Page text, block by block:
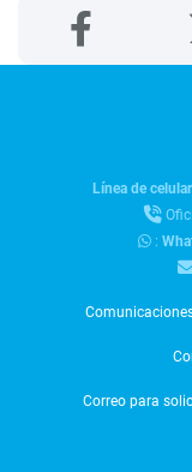
Línea de
:
Correo para